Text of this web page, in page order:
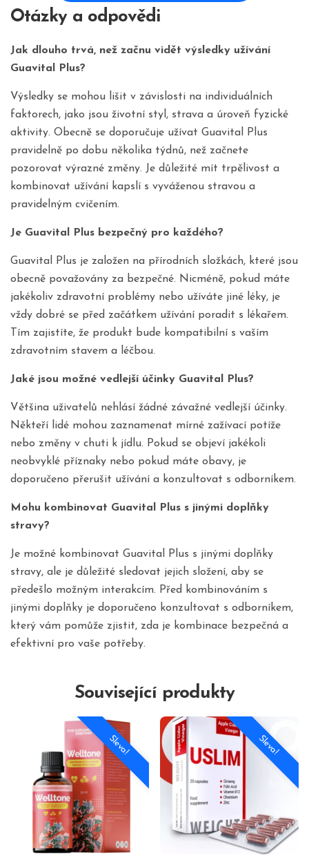
Otázky a odpovědi
Jak dlouho trvá, než začnu vidět výsledky užívání
Guavital Plus?
Výsledky se mohou lišit v závislosti na individuálních
faktorech, jako jsou životní styl, strava a úroveň fyzické
aktivity. Obecně se doporučuje užívat Guavital Plus
pravidelně po dobu několika týdnů, než začnete
pozorovat výrazné změny. Je důležité mít trpělivost a
kombinovat užívání kapslí s vyváženou stravou a
pravidelným cvičením.
Je Guavital Plus bezpečný pro každého?
Guavital Plus je založen na přírodních složkách, které jsou
obecně považovány za bezpečné. Nicméně, pokud máte
jakékoliv zdravotní problémy nebo užíváte jiné léky, je
vždy dobré se před začátkem užívání poradit s lékařem.
Tím zajistíte, že produkt bude kompatibilní s vaším
zdravotním stavem a léčbou.
Jaké jsou možné vedlejší účinky Guavital Plus?
Většina uživatelů nehlásí žádné závažné vedlejší účinky.
Někteří lidé mohou zaznamenat mírné zažívací potíže
nebo změny v chuti k jídlu. Pokud se objeví jakékoli
neobvyklé příznaky nebo pokud máte obavy, je
doporučeno přerušit užívání a konzultovat s odborníkem.
Mohu kombinovat Guavital Plus s jinými doplňky
stravy?
Je možné kombinovat Guavital Plus s jinými doplňky
stravy, ale je důležité sledovat jejich složení, aby se
předešlo možným interakcím. Před kombinováním s
jinými doplňky je doporučeno konzultovat s odborníkem,
který vám pomůže zjistit, zda je kombinace bezpečná a
efektivní pro vaše potřeby.
Související produkty
Sleva! Sleva!